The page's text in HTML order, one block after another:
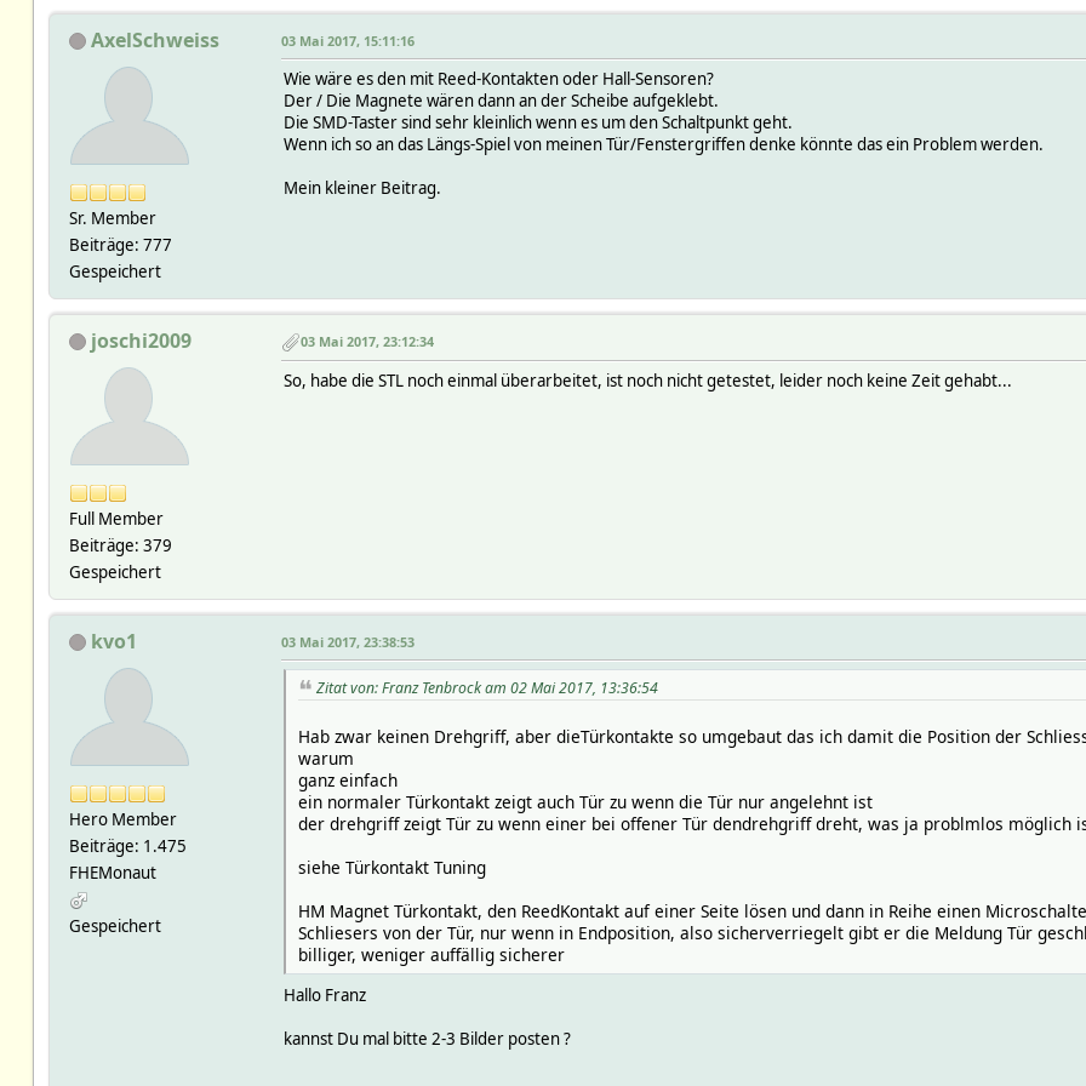
AxelSchweiss
Sr. Member
Beiträge: 777
Gespeichert
03 Mai 2017, 15:11:16
Wie wäre es den mit Reed-Kontakten oder Hall-Sensoren?
Der / Die Magnete wären dann an der Scheibe aufgeklebt.
Die SMD-Taster sind sehr kleinlich wenn es um den Schaltpunkt geht.
Wenn ich so an das Längs-Spiel von meinen Tür/Fenstergriffen denke könnte das ein Problem werden.
Mein kleiner Beitrag.
joschi2009
Full Member
Beiträge: 379
Gespeichert
03 Mai 2017, 23:12:34
So, habe die STL noch einmal überarbeitet, ist noch nicht getestet, leider noch keine Zeit gehabt...
kvo1
Hero Member
Beiträge: 1.475
FHEMonaut
Gespeichert
03 Mai 2017, 23:38:53
Zitat von: Franz Tenbrock am 02 Mai 2017, 13:36:54
Hab zwar keinen Drehgriff, aber dieTürkontakte so umgebaut das ich damit die Position der
warum
ganz einfach
ein normaler Türkontakt zeigt auch Tür zu wenn die Tür nur angelehnt ist
der drehgriff zeigt Tür zu wenn einer bei offener Tür dendrehgriff dreht, was ja problmlos möglich
siehe Türkontakt Tuning
HM Magnet Türkontakt, den ReedKontakt auf einer Seite lösen und dann in Reihe einen
Schliesers von der Tür, nur wenn in Endposition, also sicherverriegelt gibt er die Meldung Tür
billiger, weniger auffällig sicherer
Hallo Franz
kannst Du mal bitte 2-3 Bilder posten ?